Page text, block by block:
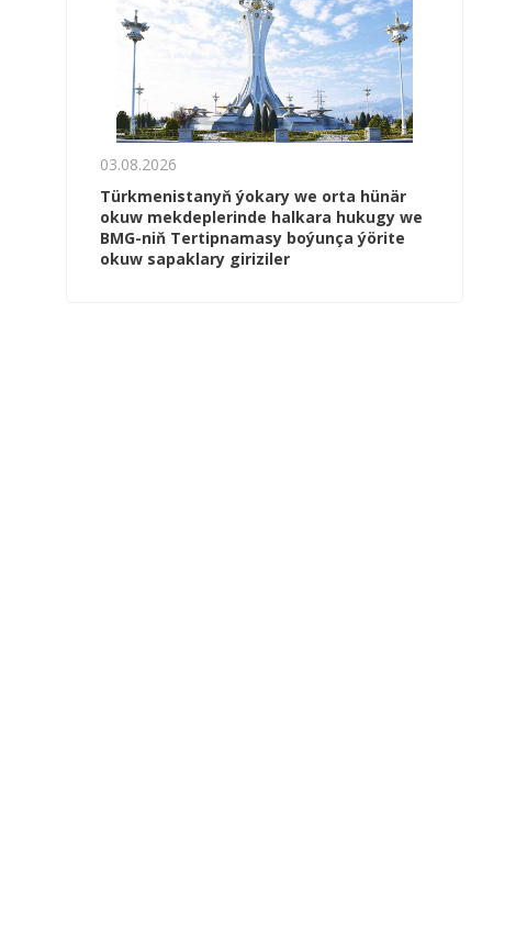
03.08.2026
Türkmenistanyň ýokary we orta hünär
okuw mekdeplerinde halkara hukugy we
BMG-niň Tertipnamasy boýunça ýörite
okuw sapaklary giriziler